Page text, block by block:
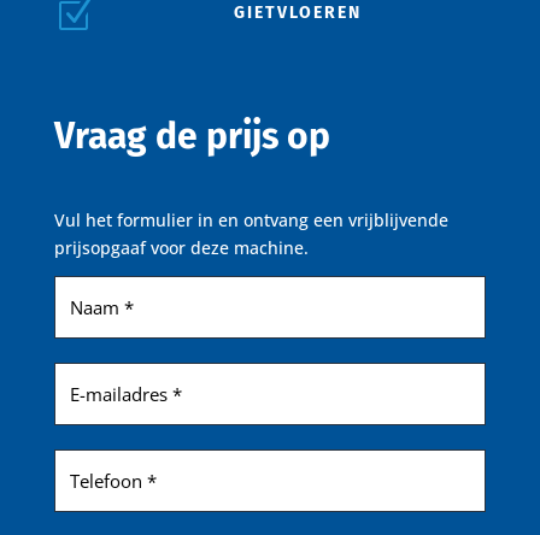
Z GIETVLOEREN
Vraag de prijs op
Vul het formulier in en ontvang een vrijblijvende
prijsopgaaf voor deze machine.
(Vereist)
mailadres
(Vereist)
(Vereist)